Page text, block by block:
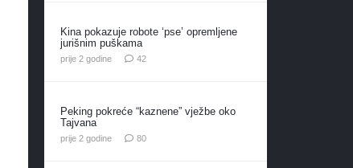
Kina pokazuje robote ‘pse’ opremljene
jurišnim puškama
prije 2 godine 42komentara
Peking pokreće “kaznene” vježbe oko
Tajvana
prije 2 godine 80komentara